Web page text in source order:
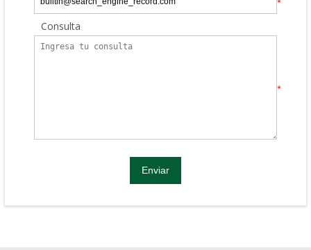
Consulta
*